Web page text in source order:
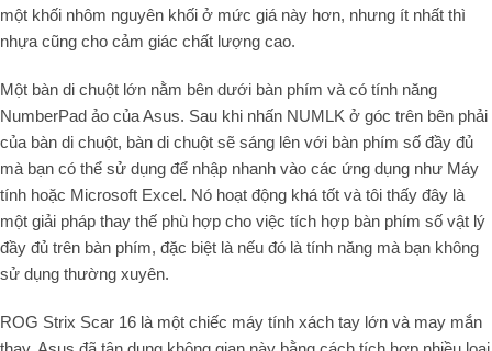
một khối nhôm nguyên khối ở mức giá này hơn, nhưng ít nhất thì
nhựa cũng cho cảm giác chất lượng cao.
Một bàn di chuột lớn nằm bên dưới bàn phím và có tính năng
NumberPad ảo của Asus. Sau khi nhấn NUMLK ở góc trên bên phải
của bàn di chuột, bàn di chuột sẽ sáng lên với bàn phím số đầy đủ
mà bạn có thể sử dụng để nhập nhanh vào các ứng dụng như Máy
tính hoặc Microsoft Excel. Nó hoạt động khá tốt và tôi thấy đây là
một giải pháp thay thế phù hợp cho việc tích hợp bàn phím số vật lý
đầy đủ trên bàn phím, đặc biệt là nếu đó là tính năng mà bạn không
sử dụng thường xuyên.
ROG Strix Scar 16 là một chiếc máy tính xách tay lớn và may mắn